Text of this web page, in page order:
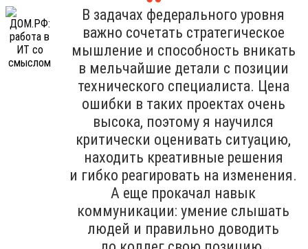
В задачах федерального уровня
важно сочетать стратегическое
мышление и способность вникать
в мельчайшие детали с позиции
технического специалиста. Цена
ошибки в таких проектах очень
высока, поэтому я научился
критически оценивать ситуацию,
находить креативные решения
и гибко реагировать на изменения.
А еще прокачал навык
коммуникации: умение слышать
людей и правильно доводить